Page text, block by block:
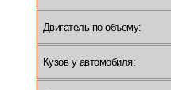
Двигатель по объему:
Кузов у автомобиля: